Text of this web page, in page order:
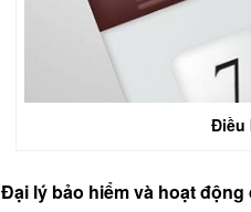
Điều
Đại lý bảo hiểm và hoạt động